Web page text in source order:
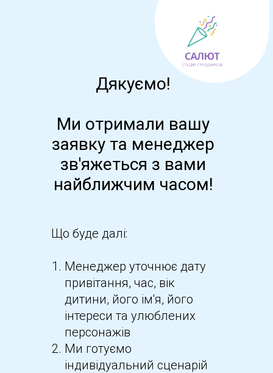
Дякуємо!
Ми отримали вашу
заявку та менеджер
зв'яжеться з вами
найближчим часом!
Що буде далі:
Менеджер уточнює дату
привітання, час, вік
дитини, його ім'я, його
інтереси та улюблених
персонажів
Ми готуємо
індивідуальний сценарій